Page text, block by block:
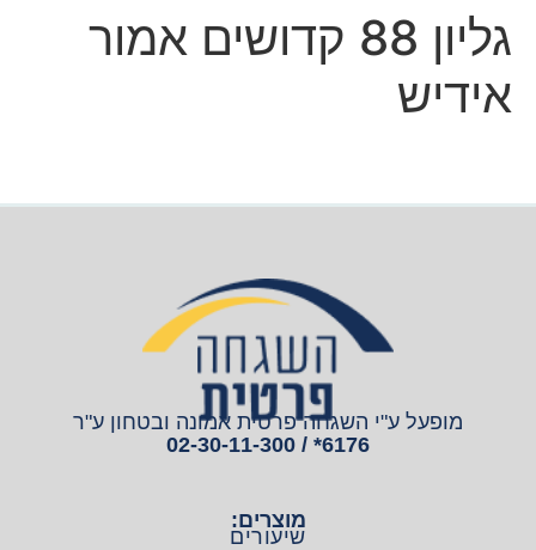
גליון 88 קדושים אמור
אידיש
מופעל ע"י השגחה פרטית אמונה ובטחון ע"ר
6176* / 02-30-11-300
מוצרים:
שיעורים